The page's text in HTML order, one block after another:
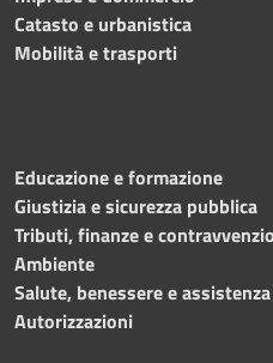
Catasto e urbanistica
Mobilità e trasporti
Educazione e formazione
Giustizia e sicurezza pubblica
Tributi, finanze e
Ambiente
Salute, benessere e assistenza
Autorizzazioni